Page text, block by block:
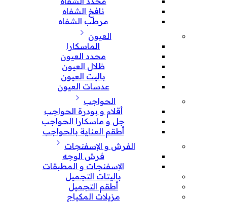
نافخ الشفاه
مرطب الشفاه
العيون
الماسكارا
محدد العيون
ظلال العيون
باليت العيون
عدسات العيون
الحواجب
أقلام و بودرة الحواجب
جل و ماسكارا الحواجب
أطقم العناية بالحواجب
الفرش و الإسفنجات
فرش الوجه
الإسفنجات و المطبقات
باليتات التجميل
أطقم التجميل
مزيلات المكياج